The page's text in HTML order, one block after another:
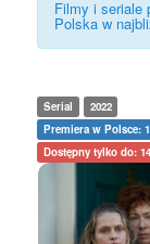
Filmy i seriale
Polska w
Serial
2022
Premiera w Polsce:
Dostępny tylko do: